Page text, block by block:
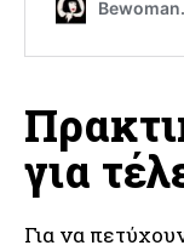
για
Για να